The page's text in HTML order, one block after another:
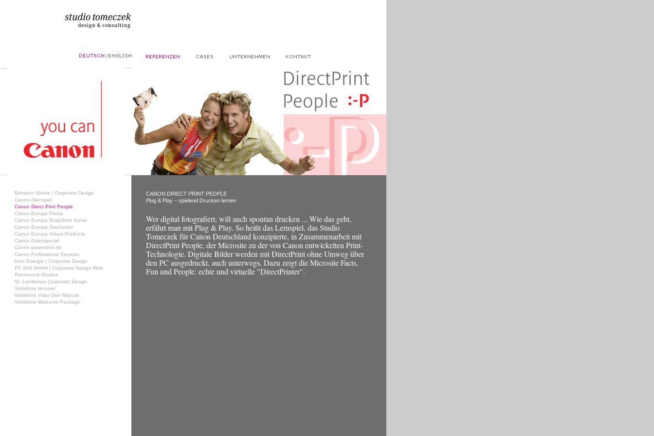
|
Behaton Steine | Corporate Design
Canon Alienspiel
Canon Direct Print People
Canon Europa Pixma
Canon Europa SnapShot Game
Canon Europa Starcluster
Canon Europa Virtual Products
Canon Osterspecial
Canon powershot.de
Canon Professional Services
Inno Energie | Corporate Design
PC Soft GmbH | Corporate Design Web
Ruhrsound Studios
St. Lambertus Corporate Design
Vodafone receiver
Vodafone Vista User Manual
Vodafone Welcome Package
CANON DIRECT PRINT PEOPLE
Plug & Play – spielend Drucken lernen
Wer digital fotografiert, will auch spontan drucken ... Wie das geht,
erfährt man mit Plug & Play. So heißt das Lernspiel, das Studio
Tomeczek für Canon Deutschland konzipierte, in Zusammenarbeit mit
DirectPrint People, der Microsite zu der von Canon entwickelten Print-
Technologie. Digitale Bilder werden mit DirectPrint ohne Umweg über
den PC ausgedruckt, auch unterwegs. Dazu zeigt die Microsite Facts,
Fun und People: echte und virtuelle "DirectPrinter".